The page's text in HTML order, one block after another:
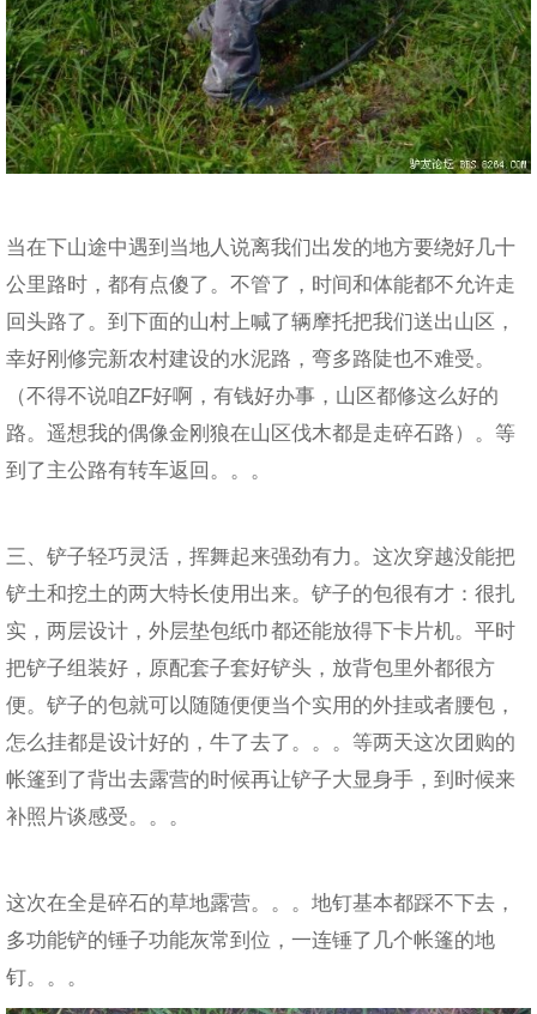
当在下山途中遇到当地人说离我们出发的地方要绕好几十
公里路时，都有点傻了。不管了，时间和体能都不允许走
回头路了。到下面的山村上喊了辆摩托把我们送出山区，
幸好刚修完新农村建设的水泥路，弯多路陡也不难受。
（不得不说咱ZF好啊，有钱好办事，山区都修这么好的
路。遥想我的偶像金刚狼在山区伐木都是走碎石路）。等
到了主公路有转车返回。。。
三、铲子轻巧灵活，挥舞起来强劲有力。这次穿越没能把
铲土和挖土的两大特长使用出来。铲子的包很有才：很扎
实，两层设计，外层垫包纸巾都还能放得下卡片机。平时
把铲子组装好，原配套子套好铲头，放背包里外都很方
便。铲子的包就可以随随便便当个实用的外挂或者腰包，
怎么挂都是设计好的，牛了去了。。。等两天这次团购的
帐篷到了背出去露营的时候再让铲子大显身手，到时候来
补照片谈感受。。。
这次在全是碎石的草地露营。。。地钉基本都踩不下去，
多功能铲的锤子功能灰常到位，一连锤了几个帐篷的地
钉。。。